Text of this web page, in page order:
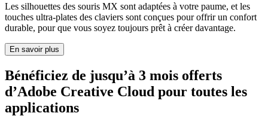
Les silhouettes des souris MX sont adaptées à votre paume, et les
touches ultra-plates des claviers sont conçues pour offrir un confort
durable, pour que vous soyez toujours prêt à créer davantage.
En savoir plus
Bénéficiez de jusqu’à 3 mois offerts
d’Adobe Creative Cloud pour toutes les
applications